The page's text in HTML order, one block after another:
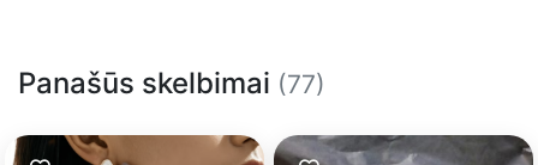
Panašūs skelbimai (77)